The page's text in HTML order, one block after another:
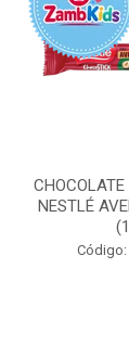
NESTLÉ
Código: